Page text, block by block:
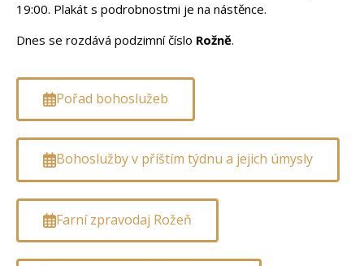
19:00. Plakát s podrobnostmi je na nástěnce.
Dnes se rozdává podzimní číslo Rožně.
Pořad bohoslužeb
Bohoslužby v příštím týdnu a jejich úmysly
Farní zpravodaj Rožeň